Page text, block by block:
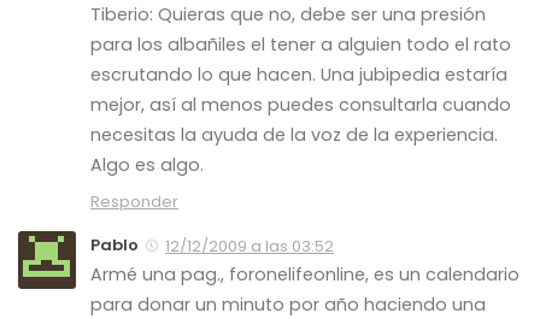
Tiberio: Quieras que no, debe ser una presión
para los albañiles el tener a alguien todo el rato
escrutando lo que hacen. Una jubipedia estaría
mejor, así al menos puedes consultarla cuando
necesitas la ayuda de la voz de la experiencia.
Algo es algo.
Responder
Pablo
12/12/2009 a las 03:52
Armé una pag., foronelifeonline, es un calendario
para donar un minuto por año haciendo una